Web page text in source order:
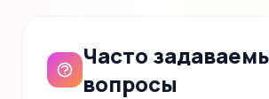
Часто
вопросы